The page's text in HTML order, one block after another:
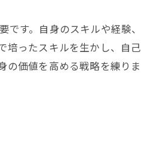
す。自身のスキルや経験、
培ったスキルを生かし、自己
の価値を高める戦略を練りま